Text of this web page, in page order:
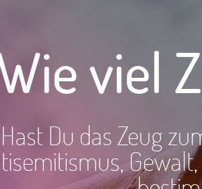
Gewalt
Hass im Netz
viel
Hast Du das Zeug